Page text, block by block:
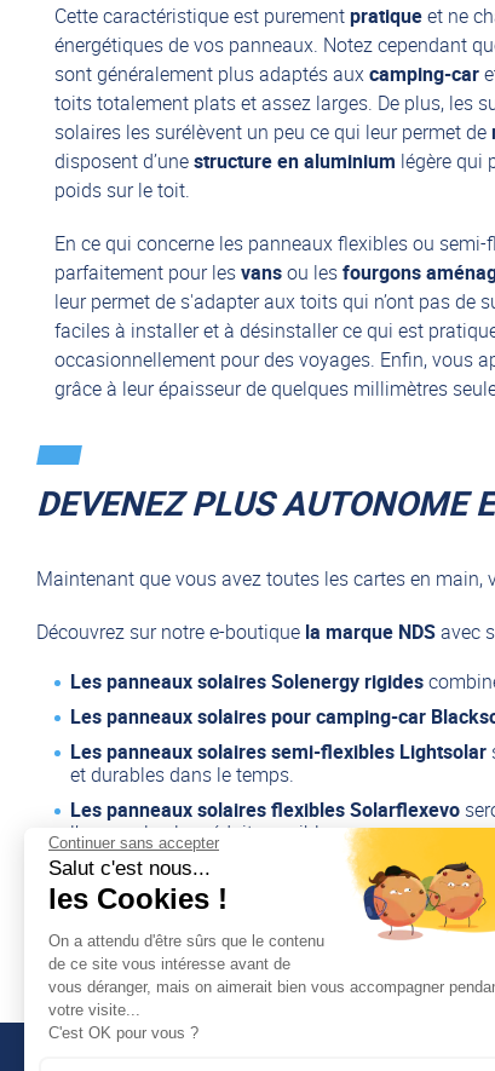
Continuer sans accepter
Salut c'est nous...
les Cookies !
On a attendu d'être sûrs que le contenu
de ce site vous intéresse avant de
vous déranger, mais on aimerait bien vous accompagner
votre visite...
C'est OK pour vous ?
Cette caractéristique est purementpratiqueet ne
énergétiques de vos panneaux. Notez cependant
sont généralement plus adaptés auxcamping-car
toits totalement plats et assez larges. De plus, les
solaires les surélèvent un peu ce qui leur permet de
disposent d’unestructure en aluminium légère qui
poids sur le toit.
En ce qui concerne les panneauxflexiblesou semi-
parfaitement pour lesvansou lesfourgons
leur permet de s'adapter aux toits qui n’ont pas de
faciles à installer et à désinstaller ce qui est
occasionnellement pour des voyages. Enfin, vous
grâce à leur épaisseur de quelques millimètres
DEVENEZ PLUS AUTONOME
Maintenant que vous avez toutes les cartes en
Découvrez sur notre e-boutique la marque NDSavec
Les panneaux solaires Solenergy rigides
Les panneaux solaires pour camping-car
Les panneaux solaires semi-flexibles Lightsolar
et durables dans le temps.
Les panneaux solaires flexibles Solarflexevo
l’espace le plus réduit possible.
N’oubliez pasle régulateur solaire , un élément
Pourtout renseignement supplémentaire, n’hésitez